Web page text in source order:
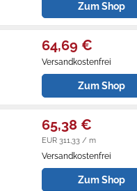
Zum Shop
64,69 €
Versandkostenfrei
Zum Shop
65,38 €
EUR 311,33 / m
Versandkostenfrei
Zum Shop